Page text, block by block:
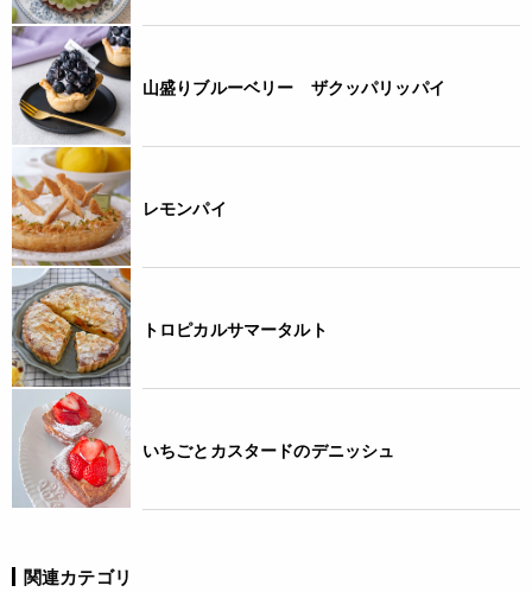
山盛りブルーベリー ザクッパリッパイ
レモンパイ
トロピカルサマータルト
いちごとカスタードのデニッシュ
関連カテゴリ